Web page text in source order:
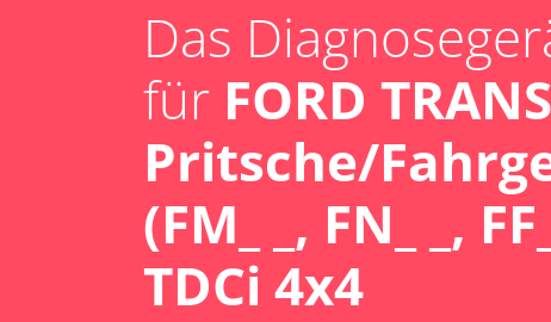
Das
für FORD
Pritsche/
(FM_ _, FN_ _,
TDCi 4x4